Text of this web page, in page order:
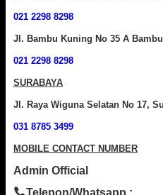
021 2298 8298
Jl. Bambu Kuning No 35 A
021 2298 8298
SURABAYA
Jl. Raya Wiguna Selatan No 17,
031 8785 3499
MOBILE CONTACT NUMBER
Admin Official